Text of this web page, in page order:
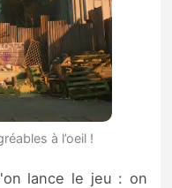
à l’oeil !
lance le jeu : on